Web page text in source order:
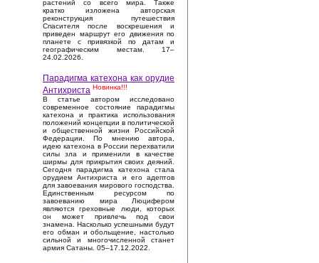
растений со всего мира. Также
кратко изложена авторская
реконструкция путешествия
Спасителя после воскрешения и
приведен маршрут его движения по
планете с привязкой по датам и
географическим местам. 17–
24.02.2026.
Парадигма катехона как орудие
Антихриста Новинка!!!
В статье автором исследовано
современное состояние парадигмы
катехона и практика использования
положений концепции в политической
и общественной жизни Российской
Федерации. По мнению автора,
идею катехона в России перехватили
силы зла и применили в качестве
ширмы для прикрытия своих деяний.
Сегодня парадигма катехона стала
орудием Антихриста и его адептов
для завоевания мирового господства.
Единственным ресурсом по
завоеванию мира Люцифером
являются греховные люди, которых
он может привлечь под свои
знамена. Насколько успешными будут
его обман и обольщение, настолько
сильной и многочисленной станет
армия Сатаны. 05–17.12.2022.